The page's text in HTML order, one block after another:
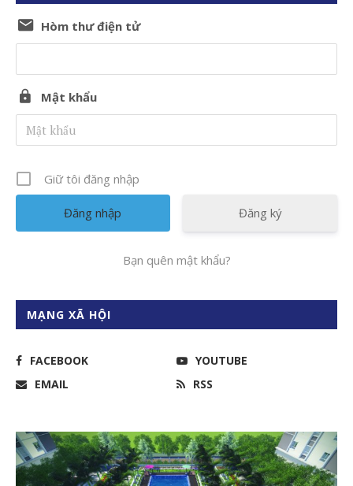
Hòm thư điện tử
Mật khẩu
Giữ tôi đăng nhập
Đăng ký
Bạn quên mật khẩu?
MẠNG XÃ HỘI
FACEBOOK
YOUTUBE
EMAIL
RSS